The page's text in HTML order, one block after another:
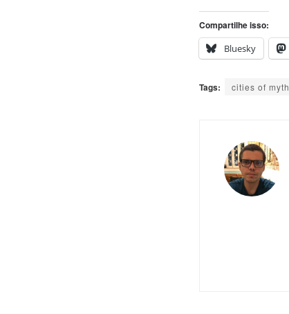
Compartilhe isso:
Bluesky
Tags: cities of myth